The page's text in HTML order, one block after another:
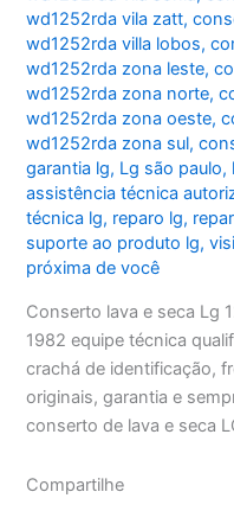
wd1252rda vila zatt,
wd1252rda villa lobos,
wd1252rda zona leste,
wd1252rda zona norte,
wd1252rda zona oeste,
wd1252rda zona sul,
garantia lg, Lg são paulo,
assistência técnica
técnica lg, reparo lg,
suporte ao produto lg,
próxima de você
Conserto lava e seca Lg
1982 equipe técnica
crachá de identificação,
originais, garantia e
conserto de lava e seca
Compartilhe